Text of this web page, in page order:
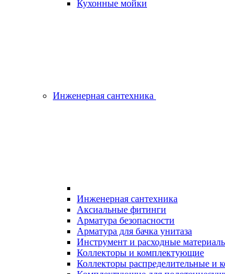
Кухонные мойки
Инженерная сантехника
Инженерная сантехника
Аксиальные фитинги
Арматура безопасности
Арматура для бачка унитаза
Инструмент и расходные
Коллекторы и комплектующие
Коллекторы распределительные и